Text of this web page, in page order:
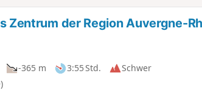
Zentrum der Region Auvergne-
-365 m 3:55 Std.
Schwer